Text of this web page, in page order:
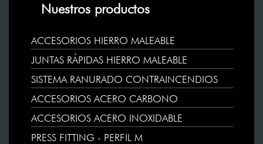
Nuestros productos
ACCESORIOS HIERRO MALEABLE
JUNTAS RÁPIDAS HIERRO MALEABLE
SISTEMA RANURADO CONTRAINCENDIOS
ACCESORIOS ACERO CARBONO
ACCESORIOS ACERO INOXIDABLE
PRESS FITTING - PERFIL M